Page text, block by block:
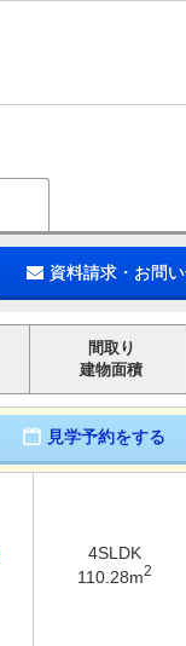
資料請求・お問
間取り
建物面積
見学予約をする
4SLDK
110.28m2